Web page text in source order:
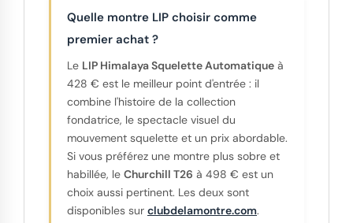
Quelle montre LIP choisir comme
premier achat ?
Le LIP Himalaya Squelette Automatique à
428 € est le meilleur point d'entrée : il
combine l'histoire de la collection
fondatrice, le spectacle visuel du
mouvement squelette et un prix abordable.
Si vous préférez une montre plus sobre et
habillée, le Churchill T26 à 498 € est un
choix aussi pertinent. Les deux sont
disponibles sur clubdelamontre.com.